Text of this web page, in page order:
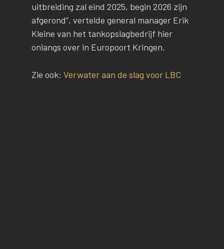
uitbreiding zal eind 2025, begin 2026 zijn
afgerond”, vertelde general manager Erik
Kleine van het tankopslagbedrijf hier
onlangs over in Europoort Kringen.
Zie ook: Verwater aan de slag voor LBC